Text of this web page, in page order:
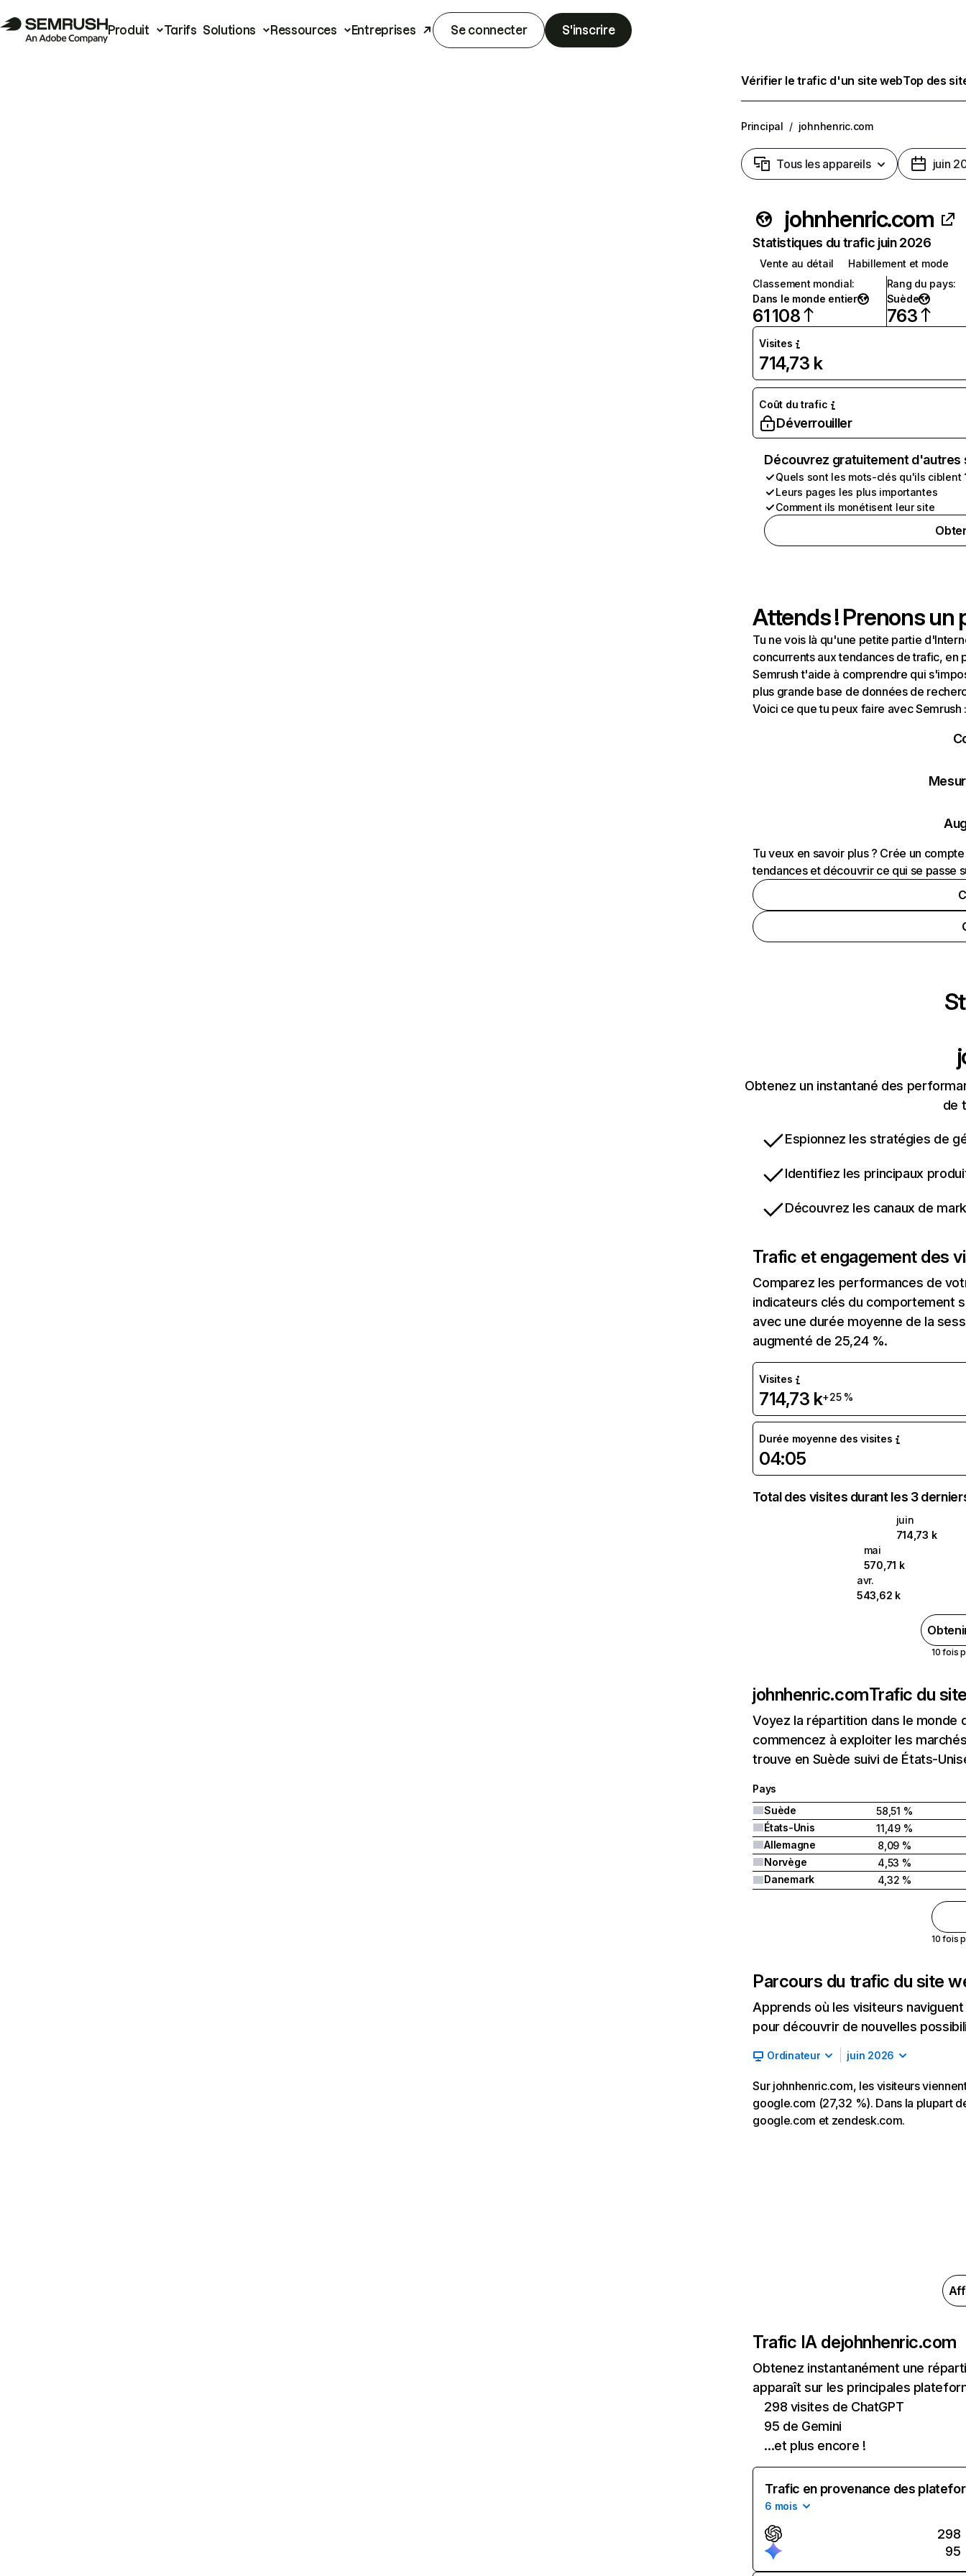
Produit Tarifs Solutions Ressources Entreprises Se connecter S'inscrire
Vérifier le trafic d'un site webTop des
Principal / johnhenric.com
Tous les appareils juin
johnhenric.com
Statistiques du trafic juin 2026
Vente au détail
Habillement et mode
Classement mondial:
Dans le monde entier
61 108
Rang du pays:
Suède
763
Visites
714,73 k
Coût du trafic
Déverrouiller
Découvrez gratuitement
Quels sont les mots-clés qu'ils ciblent
Leurs pages les plus importantes
Comment ils monétisent leur site
Attends ! Prenons un
Tu ne vois là qu'une petite partie
concurrents aux tendances de trafic, en
Semrush t'aide à comprendre qui
plus grande base de données de
Voici ce que tu peux faire avec Semrush
Tu veux en savoir plus ? Crée un
tendances et découvrir ce qui se passe
Obtenez un instantané des
de
Espionnez les stratégies de
Identifiez les principaux
Découvrez les canaux de
Trafic et engagement des
Comparez les performances de
indicateurs clés du comportement
avec une durée moyenne de la
augmenté de 25,24 %.
Visites
714,73 k+25 %
Durée moyenne des visites
04:05
Total des visites durant les 3
juin
714,73 k
mai
570,71 k
avr.
543,62 k
10 fois
johnhenric.comTrafic du
Voyez la répartition dans le
commencez à exploiter les
trouve en Suède suivi de États-
Pays
Suède
58,51 %
États-Unis
11,49 %
Allemagne
8,09 %
Norvège
4,53 %
Danemark
4,32 %
10 fois
Parcours du trafic du site
Apprends où les visiteurs
pour découvrir de nouvelles
Ordinateur juin 2026
Sur johnhenric.com, les visiteurs
google.com (27,32 %). Dans la plupart
google.com et zendesk.com.
Trafic IA dejohnhenric.com
Obtenez instantanément une
apparaît sur les principales
298 visites de ChatGPT
95 de Gemini
...et plus encore !
Trafic en provenance des
6 mois
298
95